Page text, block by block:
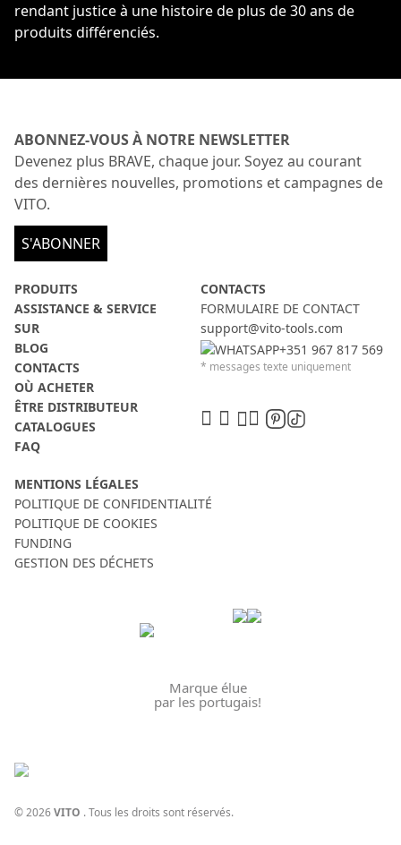
rendant justice à une histoire de plus de 30 ans de
produits différenciés.
PRODUITS
ASSISTANCE & SERVICE
SUR
BLOG
CONTACTS
OÙ ACHETER
ÊTRE DISTRIBUTEUR
CATALOGUES
FAQ
CONTACTS
FORMULAIRE DE CONTACT
support@vito-tools.com
+351 967 817 569
* messages texte uniquement
MENTIONS LÉGALES
POLITIQUE DE CONFIDENTIALITÉ
POLITIQUE DE COOKIES
FUNDING
GESTION DES DÉCHETS
ABONNEZ-VOUS À NOTRE NEWSLETTER
Devenez plus BRAVE, chaque jour. Soyez au courant
des dernières nouvelles, promotions et campagnes de
VITO.
S'ABONNER
Marque élue
par les portugais!
© 2026VITO . Tous les droits sont réservés.